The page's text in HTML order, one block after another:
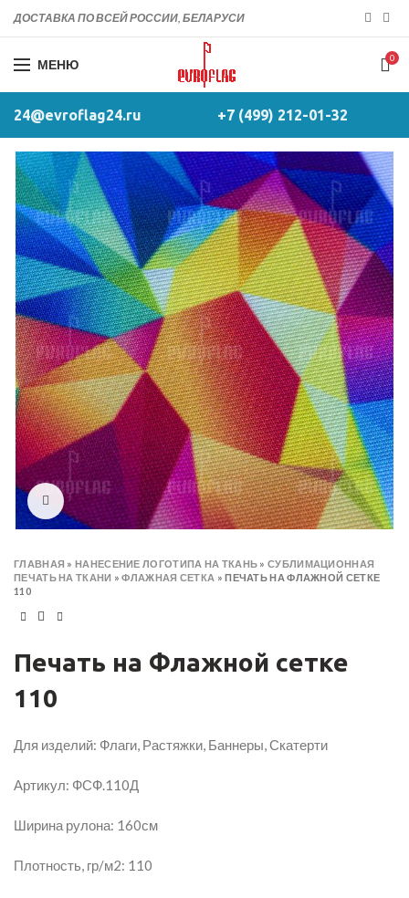
ДОСТАВКА ПО ВСЕЙ РОССИИ, БЕЛАРУСИ
МЕНЮ 0
24@evroflag24.ru +7 (499) 212-01-32
Click to enlarge
ГЛАВНАЯ »НАНЕСЕНИЕ ЛОГОТИПА НА ТКАНЬ »СУБЛИМАЦИОННАЯ
ПЕЧАТЬ НА ТКАНИ »ФЛАЖНАЯ СЕТКА »ПЕЧАТЬ НА ФЛАЖНОЙ СЕТКЕ
110
Печать на Флажной сетке
110
Для изделий: Флаги, Растяжки, Баннеры, Скатерти
Артикул: ФСФ.110Д
Ширина рулона: 160см
Плотность, гр/м2: 110